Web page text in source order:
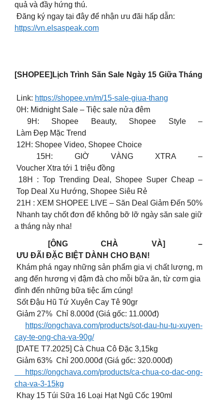
quả và đầy hứng thú.
Đăng ký ngay tại đây để nhận ưu đãi hấp dẫn:
https://vn.elsaspeak.com
[SHOPEE]️Lịch Trình Săn Sale Ngày 15 Giữa Tháng
Link: https://shopee.vn/m/15-sale-giua-thang
0H: Midnight Sale – Tiệc sale nửa đêm
9H: Shopee Beauty, Shopee Style –
Làm Đẹp Mặc Trend
12H: Shopee Video, Shopee Choice
15H: GIỜ VÀNG XTRA –
Voucher Xtra tới 1 triệu đồng
18H : Top Trending Deal, Shopee Super Cheap –
Top Deal Xu Hướng, Shopee Siêu Rẻ
21H : XEM SHOPEE LIVE – Săn Deal Giảm Đến 50%
Nhanh tay chốt đơn để không bỡ lỡ ngày săn sale giữ
a tháng này nha!
[ÔNG CHÀ VÀ] –
ƯU ĐÃI ĐẶC BIỆT DÀNH CHO BẠN!
Khám phá ngay những sản phẩm gia vị chất lượng, m
ang đến hương vị đậm đà cho mỗi bữa ăn, từ cơm gia
đình đến những bữa tiệc ấm cúng!
Sốt Đậu Hũ Tứ Xuyên Cay Tê 90gr
Giảm 27% Chỉ 8.000đ (Giá gốc: 11.000đ)
https://ongchava.com/products/sot-dau-hu-tu-xuyen-
cay-te-ong-cha-va-90g/
[DATE T7.2025] Cà Chua Cô Đặc 3,15kg
Giảm 63% Chỉ 200.000đ (Giá gốc: 320.000đ)
https://ongchava.com/products/ca-chua-co-dac-ong-
cha-va-3-15kg
Khay 15 Túi Sữa 16 Loại Hạt Ngũ Cốc 190ml